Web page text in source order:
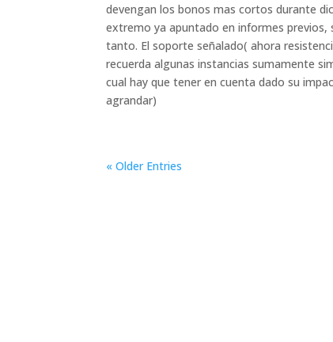
devengan los bonos mas cortos durante
extremo ya apuntado en informes previos,
tanto. El soporte señalado( ahora
recuerda algunas instancias sumamente
cual hay que tener en cuenta dado su
agrandar)
« Older Entries